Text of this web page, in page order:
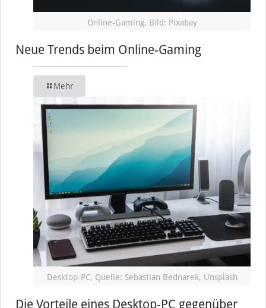
Online-Gaming, Bild: Pixabay
Neue Trends beim Online-Gaming
Mehr
Desktop-PC, Quelle: Sebastian Bednarek, Unsplash
Die Vorteile eines Desktop-PC gegenüber